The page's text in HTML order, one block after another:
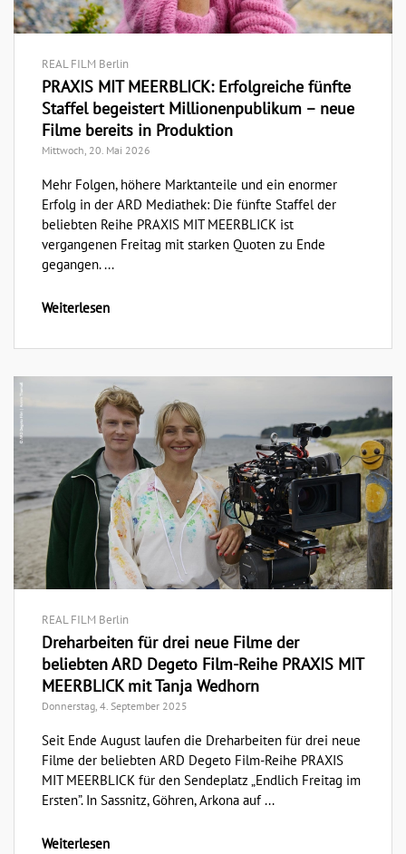
REAL FILM Berlin
PRAXIS MIT MEERBLICK: Erfolgreiche fünfte
Staffel begeistert Millionenpublikum – neue
Filme bereits in Produktion
Mittwoch, 20. Mai 2026
Mehr Folgen, höhere Marktanteile und ein enormer
Erfolg in der ARD Mediathek: Die fünfte Staffel der
beliebten Reihe PRAXIS MIT MEERBLICK ist
vergangenen Freitag mit starken Quoten zu Ende
gegangen. ...
Weiterlesen
REAL FILM Berlin
Dreharbeiten für drei neue Filme der
beliebten ARD Degeto Film-Reihe PRAXIS MIT
MEERBLICK mit Tanja Wedhorn
Donnerstag, 4. September 2025
Seit Ende August laufen die Dreharbeiten für drei neue
Filme der beliebten ARD Degeto Film-Reihe PRAXIS
MIT MEERBLICK für den Sendeplatz „Endlich Freitag im
Ersten”. In Sassnitz, Göhren, Arkona auf ...
Weiterlesen